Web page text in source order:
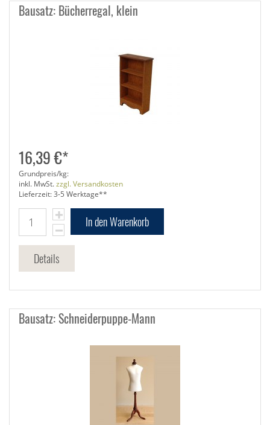
Bausatz: Bücherregal, klein
16,39 €*
Grundpreis/kg:
inkl. MwSt.zzgl. Versandkosten
Lieferzeit: 3-5 Werktage**
In den Warenkorb
Details
Bausatz: Schneiderpuppe-Mann